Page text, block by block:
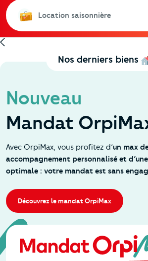
Location saisonnière
Nos derniers biens
1 250 € par mois
Labenne
Nouveau
Mandat
Avec OrpiMax, vous profitez d’un max
accompagnement personnalisé et
optimale : votre mandat est sans
Découvrez le mandat OrpiMax